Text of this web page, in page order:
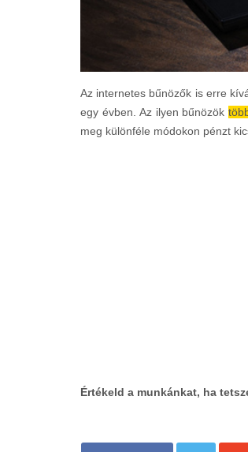
Az internetes bűnözők is erre
egy évben. Az ilyen bűnözök
meg különféle módokon pénzt
Értékeld a munkánkat, ha